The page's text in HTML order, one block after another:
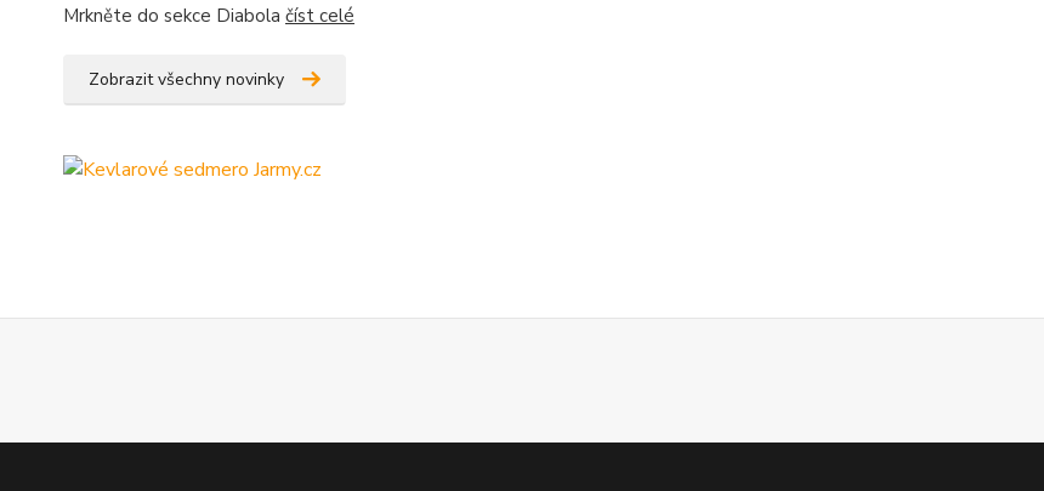
Mrkněte do sekce Diabola číst celé
Zobrazit všechny novinky